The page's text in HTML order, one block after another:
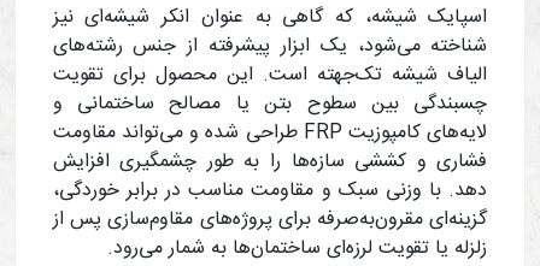
اسپایک شیشه، که گاهی به عنوان انکر شیشه‌ای نیز
شناخته می‌شود، یک ابزار پیشرفته از جنس رشته‌های
الیاف شیشه تک‌جهته است. این محصول برای تقویت
چسبندگی بین سطوح بتن یا مصالح ساختمانی و
لایه‌های کامپوزیت FRP طراحی شده و می‌تواند مقاومت
فشاری و کششی سازه‌ها را به طور چشمگیری افزایش
دهد. با وزنی سبک و مقاومت مناسب در برابر خوردگی،
گزینه‌ای مقرون‌به‌صرفه برای پروژه‌های مقاوم‌سازی پس از
زلزله یا تقویت لرزه‌ای ساختمان‌ها به شمار می‌رود.